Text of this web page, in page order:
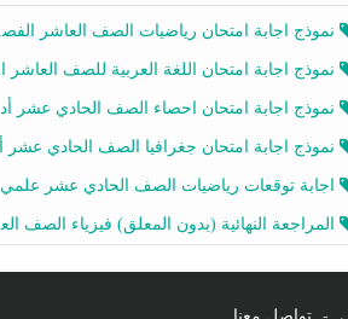
نموذج اجابة امتحان رياضيات الصف العاشر الفصل الثاني 2025-2026
نموذج اجابة امتحان اللغة العربية للصف العاشر الفصل الثاني 2025-2026
نموذج اجابة امتحان احصاء الصف الحادي عشر أدبي الفصل الثاني 2025-2026
نموذج اجابة امتحان جغرافيا الصف الحادي عشر أدبي الفصل الثاني 2025-2026
اجابة توقعات رياضيات الصف الحادي عشر علمي الفصل الثاني 2025-2026 أ عمرو فايز
المراجعة النهائية (بدون المعلق) فيزياء الصف العاشر الفصل الثاني أ أحمد نبيه